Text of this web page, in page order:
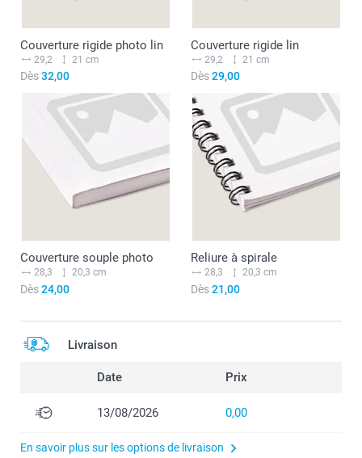
Couverture rigide photo lin
29,2 21 cm
Dès32,00
Couverture rigide lin
29,2 21 cm
Dès29,00
Couverture souple photo
28,3 20,3 cm
Dès24,00
Reliure à spirale
28,3 20,3 cm
Dès21,00
Livraison
Date Prix
13/08/2026 0,00
En savoir plus sur les options de livraison